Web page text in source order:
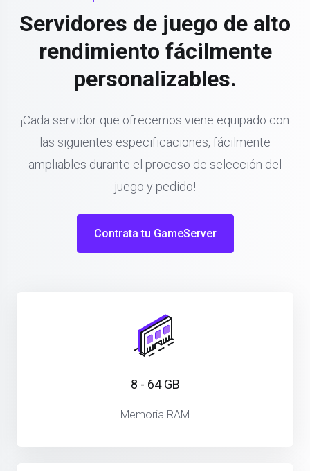
Servidores de juego de alto
rendimiento fácilmente
personalizables.
¡Cada servidor que ofrecemos viene equipado con
las siguientes especificaciones, fácilmente
ampliables durante el proceso de selección del
juego y pedido!
Contrata tu GameServer
8 - 64 GB
Memoria RAM